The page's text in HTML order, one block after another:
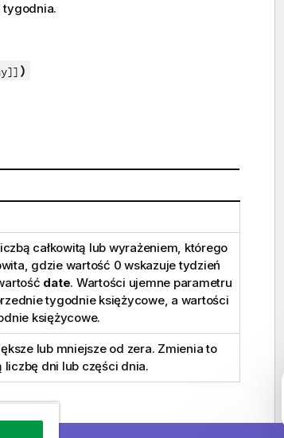
tygodnia.
)
całkowitą lub wyrażeniem, którego
gdzie wartość 0 wskazuje tydzień
date. Wartości ujemne parametru
tygodnie księżycowe, a wartości
księżycowe.
lub mniejsze od zera. Zmienia to
liczbę dni lub części dnia.